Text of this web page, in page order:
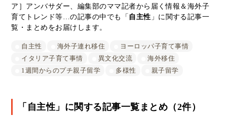
ア
ナ
ア］アンバサダー、編集部のママ記者から届く情報＆海外子
育てトレンド等…の記事の中でも「 自主性 」に関する記事一
覧・まとめをお届けします。
自主性 海外子連れ移住
ヨーロッパ子育て事情
イタリア子育て事情
異文化交流
海外移住
1週間からのプチ親子留学
多様性 親子留学
「自主性」に関する記事一覧まとめ（2件）